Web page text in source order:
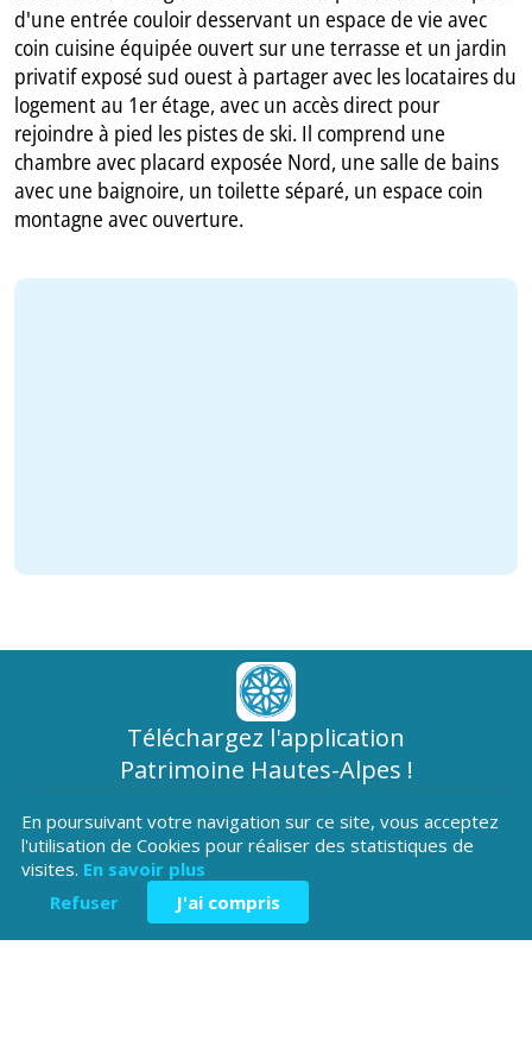
d'une entrée couloir desservant un espace de vie avec
coin cuisine équipée ouvert sur une terrasse et un jardin
privatif exposé sud ouest à partager avec les locataires du
logement au 1er étage, avec un accès direct pour
rejoindre à pied les pistes de ski. Il comprend une
chambre avec placard exposée Nord, une salle de bains
avec une baignoire, un toilette séparé, un espace coin
montagne avec ouverture.
Téléchargez l'application
Patrimoine Hautes-Alpes !
En poursuivant votre navigation sur ce site, vous acceptez
l'utilisation de Cookies pour réaliser des statistiques de
visites. En savoir plus
Refuser
J'ai compris